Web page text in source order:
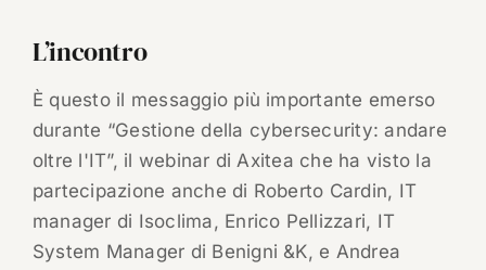
L’incontro
È questo il messaggio più importante emerso
durante “Gestione della cybersecurity: andare
oltre l'IT”, il webinar di Axitea che ha visto la
partecipazione anche di Roberto Cardin, IT
manager di Isoclima, Enrico Pellizzari, IT
System Manager di Benigni &K, e Andrea